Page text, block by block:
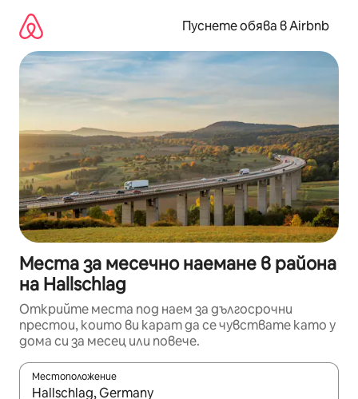
съдържанието
Пуснете обява в Airbnb
Места за месечно наемане в района
на Hallschlag
Открийте места под наем за дългосрочни
престои, които ви карат да се чувствате като у
дома си за месец или повече.
Местоположение
Когато резултатите се покажат, използвайте